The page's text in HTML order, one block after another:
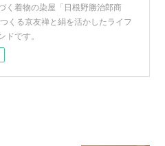
く着物の染屋「日根野勝治郎商
くる京友禅と絹を活かしたライフ
ドです。